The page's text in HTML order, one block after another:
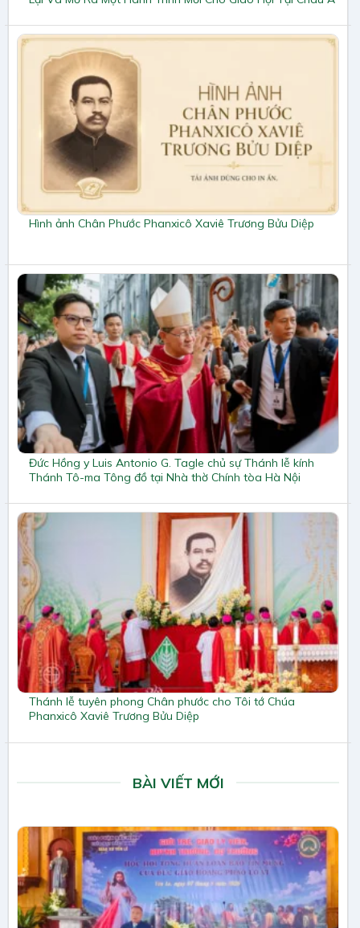
Hình ảnh Chân Phước Phanxicô Xaviê Trương Bửu Diệp
Đức Hồng y Luis Antonio G. Tagle chủ sự Thánh lễ kính
Thánh Tô-ma Tông đồ tại Nhà thờ Chính tòa Hà Nội
Thánh lễ tuyên phong Chân phước cho Tôi tớ Chúa
Phanxicô Xaviê Trương Bửu Diệp
BÀI VIẾT MỚI